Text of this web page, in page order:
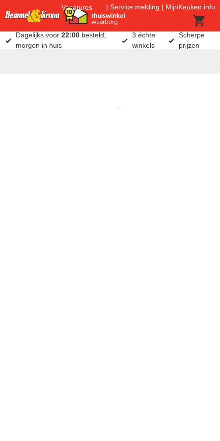
Vacatures Service melding MijnKeuken info
Dagelijks voor22:00 besteld,
morgen in huis
3 échte
winkels
Scherpe
prijzen